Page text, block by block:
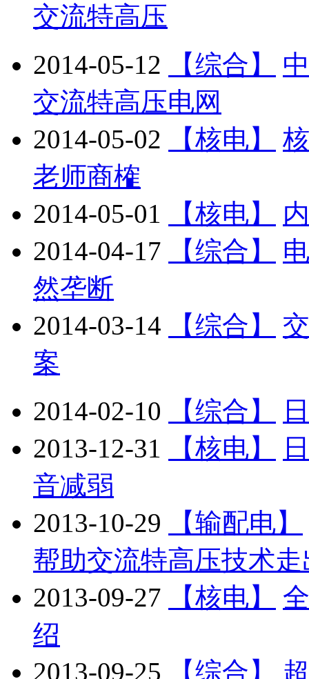
交流特高压
2014-05-12
【综合】
交流特高压电网
2014-05-02
【核电】
老师商榷
2014-05-01
【核电】
2014-04-17
【综合】
然垄断
2014-03-14
【综合】
案
2014-02-10
【综合】
2013-12-31
【核电】
音减弱
2013-10-29
【输配电】
帮助交流特高压技术
2013-09-27
【核电】
绍
2013-09-25
【综合】